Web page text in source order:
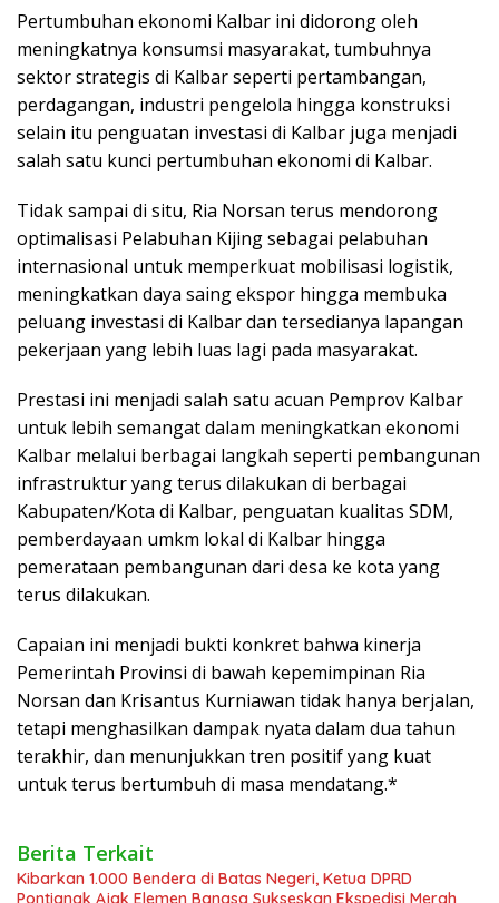
Pertumbuhan ekonomi Kalbar ini didorong oleh
meningkatnya konsumsi masyarakat, tumbuhnya
sektor strategis di Kalbar seperti pertambangan,
perdagangan, industri pengelola hingga konstruksi
selain itu penguatan investasi di Kalbar juga menjadi
salah satu kunci pertumbuhan ekonomi di Kalbar.
Tidak sampai di situ, Ria Norsan terus mendorong
optimalisasi Pelabuhan Kijing sebagai pelabuhan
internasional untuk memperkuat mobilisasi logistik,
meningkatkan daya saing ekspor hingga membuka
peluang investasi di Kalbar dan tersedianya lapangan
pekerjaan yang lebih luas lagi pada masyarakat.
Prestasi ini menjadi salah satu acuan Pemprov Kalbar
untuk lebih semangat dalam meningkatkan ekonomi
Kalbar melalui berbagai langkah seperti pembangunan
infrastruktur yang terus dilakukan di berbagai
Kabupaten/Kota di Kalbar, penguatan kualitas SDM,
pemberdayaan umkm lokal di Kalbar hingga
pemerataan pembangunan dari desa ke kota yang
terus dilakukan.
Capaian ini menjadi bukti konkret bahwa kinerja
Pemerintah Provinsi di bawah kepemimpinan Ria
Norsan dan Krisantus Kurniawan tidak hanya berjalan,
tetapi menghasilkan dampak nyata dalam dua tahun
terakhir, dan menunjukkan tren positif yang kuat
untuk terus bertumbuh di masa mendatang.*
Berita Terkait
Kibarkan 1.000 Bendera di Batas Negeri, Ketua DPRD
Pontianak Ajak Elemen Bangsa Sukseskan Ekspedisi Merah